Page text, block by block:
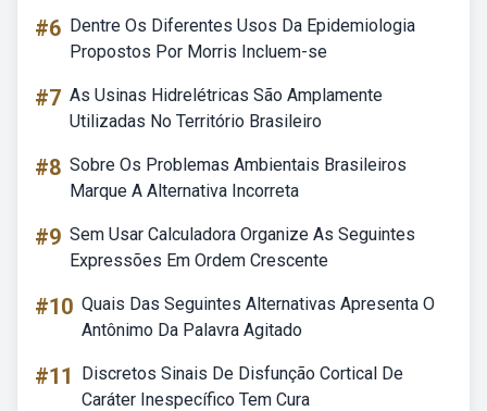
#6 Dentre Os Diferentes Usos Da Epidemiologia
Propostos Por Morris Incluem-se
#7 As Usinas Hidrelétricas São Amplamente
Utilizadas No Território Brasileiro
#8 Sobre Os Problemas Ambientais Brasileiros
Marque A Alternativa Incorreta
#9 Sem Usar Calculadora Organize As Seguintes
Expressões Em Ordem Crescente
#10 Quais Das Seguintes Alternativas Apresenta O
Antônimo Da Palavra Agitado
#11
Discretos Sinais De Disfunção Cortical De
Caráter Inespecífico Tem Cura